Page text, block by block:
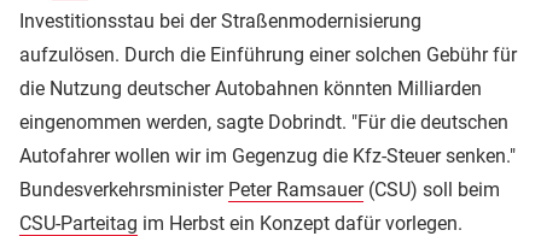
Investitionsstau bei der Straßenmodernisierung
aufzulösen. Durch die Einführung einer solchen Gebühr für
die Nutzung deutscher Autobahnen könnten Milliarden
eingenommen werden, sagte Dobrindt. "Für die deutschen
Autofahrer wollen wir im Gegenzug die Kfz-Steuer senken."
Bundesverkehrsminister Peter Ramsauer(CSU) soll beim
CSU-Parteitag im Herbst ein Konzept dafür vorlegen.